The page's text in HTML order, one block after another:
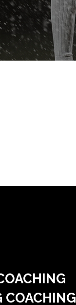
COACHING